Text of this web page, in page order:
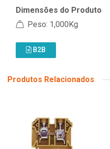
Dimensões do Produto
Peso: 1,000Kg
B2B
Produtos Relacionados